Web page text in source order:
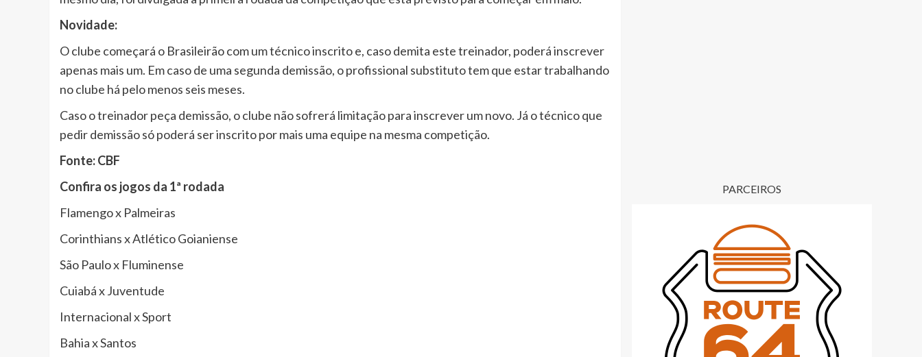
Novidade:
O clube começará o Brasileirão com um técnico inscrito e, caso demita este treinador, poderá inscrever
apenas mais um. Em caso de uma segunda demissão, o profissional substituto tem que estar trabalhando
no clube há pelo menos seis meses.
Caso o treinador peça demissão, o clube não sofrerá limitação para inscrever um novo. Já o técnico que
pedir demissão só poderá ser inscrito por mais uma equipe na mesma competição.
Fonte: CBF
Confira os jogos da 1ª rodada
Flamengo x Palmeiras
Corinthians x Atlético Goianiense
São Paulo x Fluminense
Cuiabá x Juventude
Internacional x Sport
Bahia x Santos
PARCEIROS